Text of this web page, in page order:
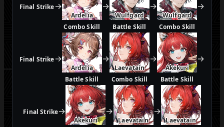
Final Strike→
Ardelia
Combo Skill
→
Wulfgard
Battle Skill
→
Wulfgard
Combo Skill
→
Final Strike→
Ardelia
Battle Skill
→
Laevatain
Combo Skill
→
Akekuri
Battle Skill
→
Final Strike→
Akekuri
→
Laevatain
→
Laevatain